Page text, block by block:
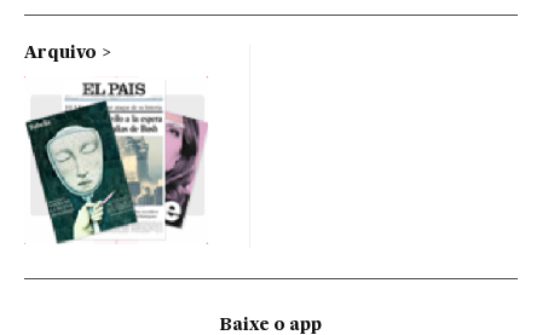
Arquivo
Baixe o app